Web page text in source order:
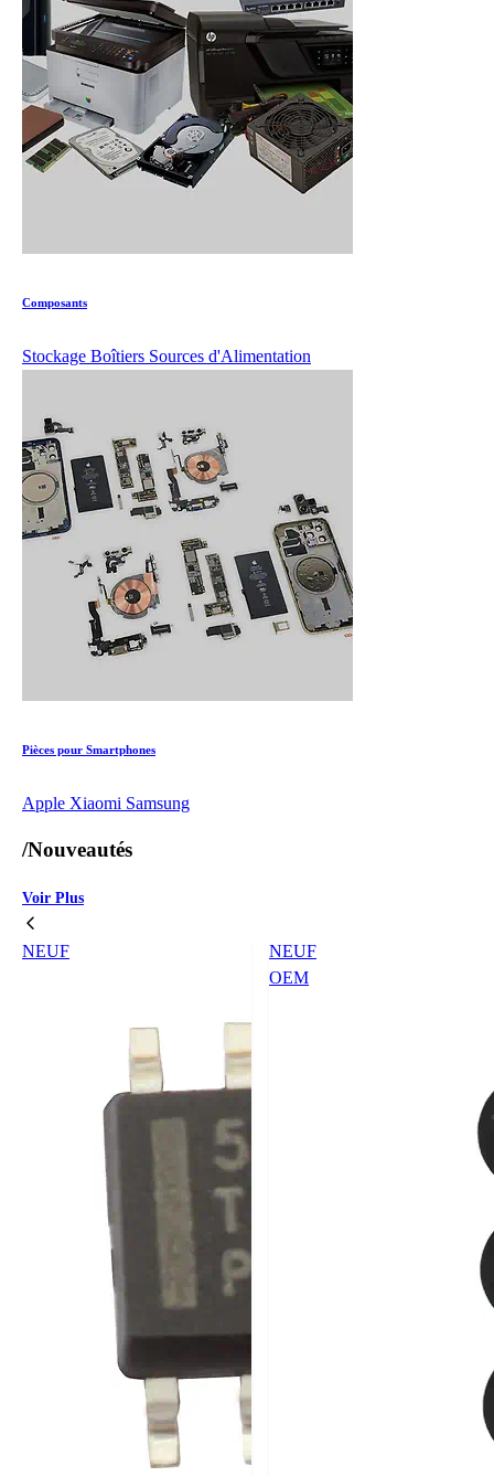
Composants
Stockage Boîtiers Sources d'Alimentation
Pièces pour Smartphones
Apple Xiaomi Samsung
/Nouveautés
Voir Plus
NEUF
NEUF
OEM